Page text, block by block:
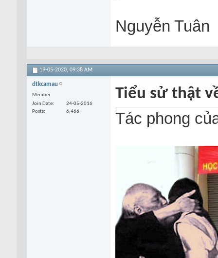
Nguyễn Tuân
19-05-2020, 09:38 AM
dtkcamau
Member
Join Date
24-05-2016
Posts
6,466
Tiểu sử thật
Tác phong